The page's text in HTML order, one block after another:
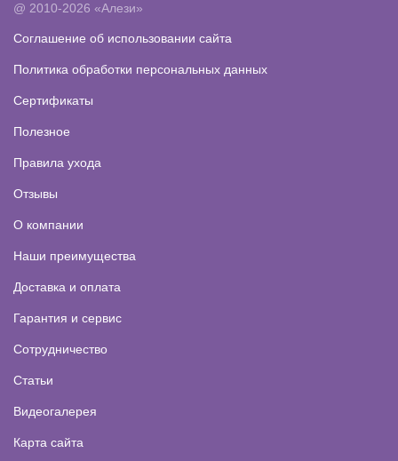
@ 2010-2026 «Алези»
Соглашение об использовании сайта
Политика обработки персональных данных
Сертификаты
Полезное
Правила ухода
Отзывы
О компании
Наши преимущества
Доставка и оплата
Гарантия и сервис
Сотрудничество
Статьи
Видеогалерея
Карта сайта